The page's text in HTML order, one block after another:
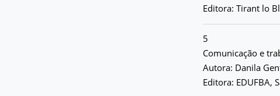
Editora: Tirant lo
5
Comunicação e
Autora: Danila
Editora: EDUFBA,